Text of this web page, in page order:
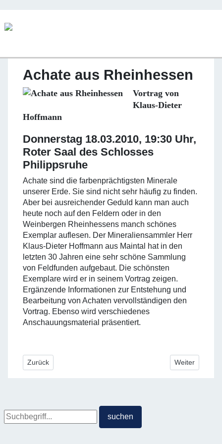
Achate aus Rheinhessen
Vortrag von
Klaus-Dieter
Hoffmann
Donnerstag 18.03.2010, 19:30 Uhr,
Roter Saal des Schlosses
Philippsruhe
Achate sind die farbenprächtigsten Minerale
unserer Erde. Sie sind nicht sehr häufig zu finden.
Aber bei ausreichender Geduld kann man auch
heute noch auf den Feldern oder in den
Weinbergen Rheinhessens manch schönes
Exemplar auflesen. Der Mineraliensammler Herr
Klaus-Dieter Hoffmann aus Maintal hat in den
letzten 30 Jahren eine sehr schöne Sammlung
von Feldfunden aufgebaut. Die schönsten
Exemplare wird er in seinem Vortrag zeigen.
Ergänzende Informationen zur Entstehung und
Bearbeitung von Achaten vervollständigen den
Vortrag. Ebenso wird verschiedenes
Anschauungsmaterial präsentiert.
Vorheriger Beitrag: Der Botanische Garten Gießen – Garten
Zurück Nächster
Weiter
Suche
suchen